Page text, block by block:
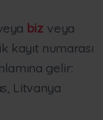
biz veya
kayıt numarası
gelir:
Litvanya